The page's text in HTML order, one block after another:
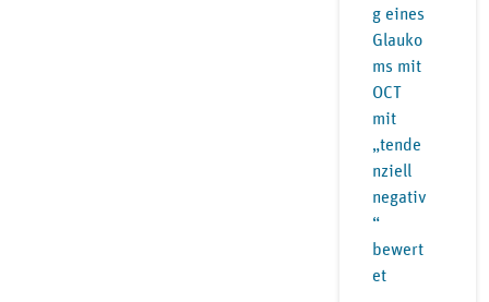
g eines
Glauko
ms mit
OCT
mit
„tende
nziell
negativ
“
bewert
et